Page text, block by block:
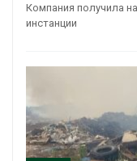
Компания получила
инстанции